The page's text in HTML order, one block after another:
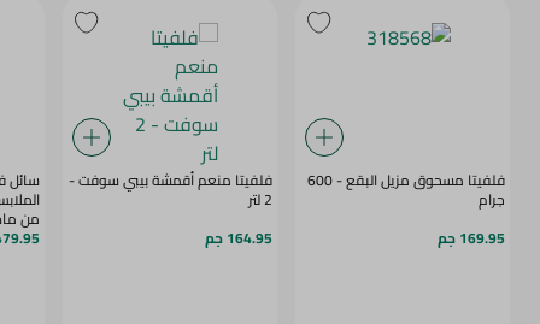
فلفيتا مسحوق مزيل البقع - 600
جرام
169.95 جم
فلفيتا منعم أقمشة بيبي سوفت -
2 لتر
164.95 جم
سائل
من
479.95